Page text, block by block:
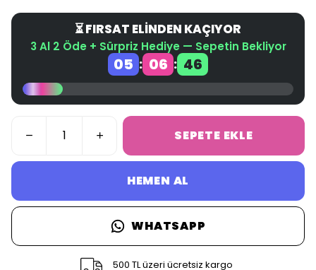
⏳ FIRSAT ELİNDEN KAÇIYOR
3 Al 2 Öde + Sürpriz Hediye — Sepetin Bekliyor
05 : 06 : 46
SEPETE EKLE
HEMEN AL
WHATSAPP
500 TL üzeri ücretsiz kargo